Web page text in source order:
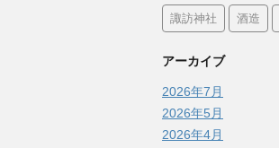
諏訪神社 酒造
アーカイブ
2026年7月
2026年5月
2026年4月